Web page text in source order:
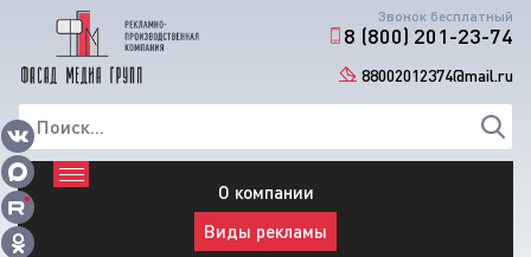
Звонок бесплатный
8 (800) 201-23-74
88002012374@mail.ru
О компании
Виды рекламы